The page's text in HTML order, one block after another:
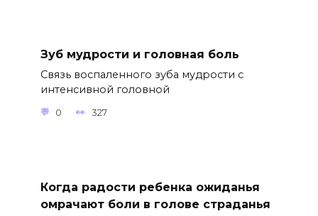
Зуб мудрости и головная боль
Связь воспаленного зуба мудрости с
интенсивной головной
0 327
Когда радости ребенка ожиданья
омрачают боли в голове страданья